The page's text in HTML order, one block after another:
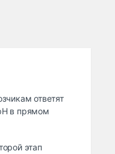
ответят
в прямом
этап